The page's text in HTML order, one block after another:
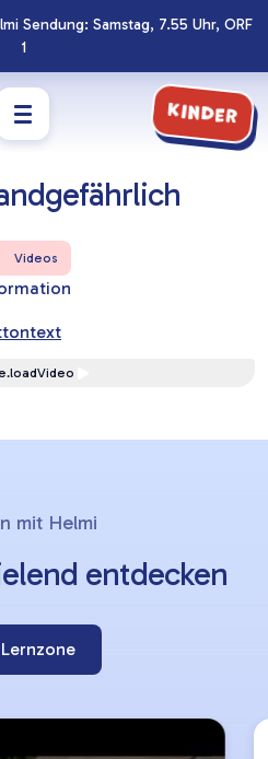
Sendung: Samstag, 7.55 Uhr, ORF
1
Kinder
Videos
mit Helmi
entdecken